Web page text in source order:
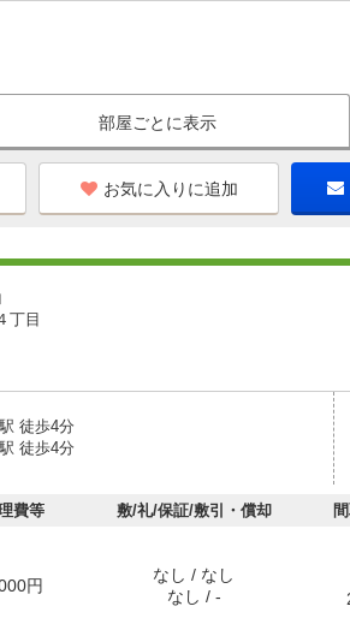
部屋ごとに表示
お気に入りに追加
丁目
徒歩4分
徒歩4分
費等 敷/礼/保証/敷引・償却
円
なし / なし
なし / -